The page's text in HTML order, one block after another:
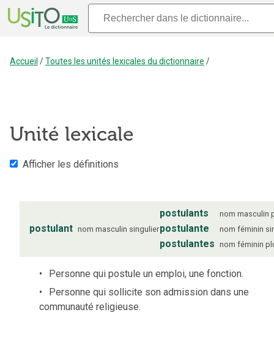
Accueil /Toutes les unités lexicales du dictionnaire /
Unité lexicale
Afficher les définitions
postulant nom masculin singulier
postulants nom masculin
postulante nom féminin
postulantes nom féminin
Personne qui postule un emploi, une fonction.
Personne qui sollicite son admission dans une
communauté religieuse.